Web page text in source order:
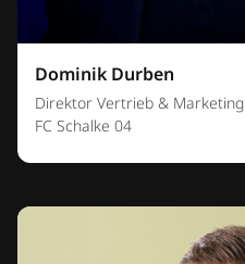
Dominik Durben
Direktor Vertrieb & Marketing
FC Schalke 04